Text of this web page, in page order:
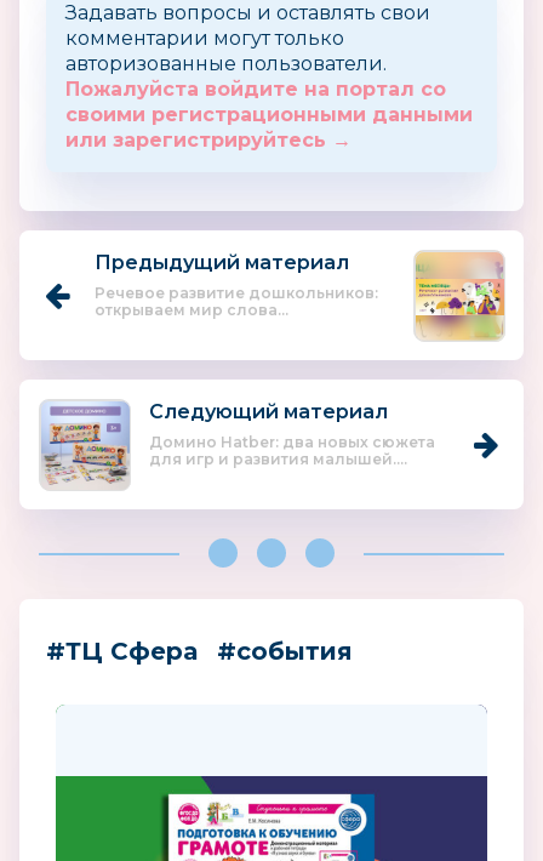
Задавать вопросы и оставлять свои
комментарии могут только
авторизованные пользователи.
Пожалуйста войдите на портал со
своими регистрационными данными
или зарегистрируйтесь →
Предыдущий материал
Речевое развитие дошкольников:
открываем мир слова...
Следующий материал
Домино Hatber: два новых сюжета
для игр и развития малышей....
#ТЦ Сфера #события